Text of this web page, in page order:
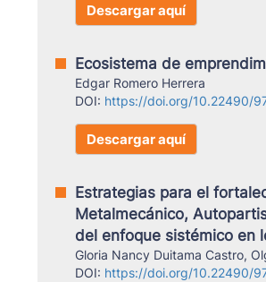
Descargar aquí
Ecosistema de
Edgar Romero Herrera
DOI: https://doi.org/10.22490/
Descargar aquí
Estrategias para el
Metalmecánico,
del enfoque sistémico en
Gloria Nancy Duitama Castro,
DOI: https://doi.org/10.22490/